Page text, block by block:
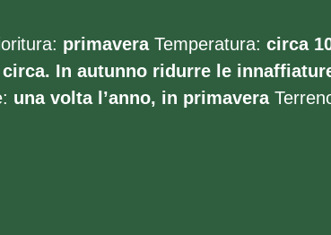
primaveraTemperatura: circa
In autunno ridurre le
una volta l’anno, in primavera